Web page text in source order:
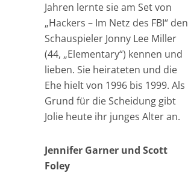
Jahren lernte sie am Set von
„Hackers – Im Netz des FBI“ den
Schauspieler Jonny Lee Miller
(44, „Elementary“) kennen und
lieben. Sie heirateten und die
Ehe hielt von 1996 bis 1999. Als
Grund für die Scheidung gibt
Jolie heute ihr junges Alter an.
Jennifer Garner und Scott
Foley